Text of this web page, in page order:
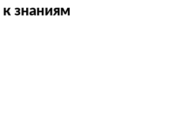
знаниям